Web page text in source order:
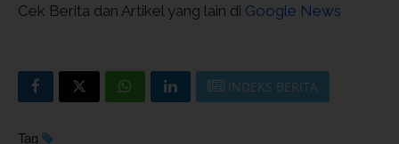
Cek Berita dan Artikel yang lain di Google News
INDEKS BERITA
Tag